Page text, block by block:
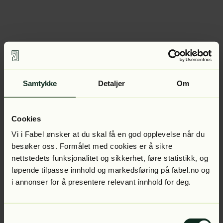
Samtykke Detaljer Om
Cookies
Vi i Fabel ønsker at du skal få en god opplevelse når du
besøker oss. Formålet med cookies er å sikre
nettstedets funksjonalitet og sikkerhet, føre statistikk, og
løpende tilpasse innhold og markedsføring på fabel.no og
i annonser for å presentere relevant innhold for deg.